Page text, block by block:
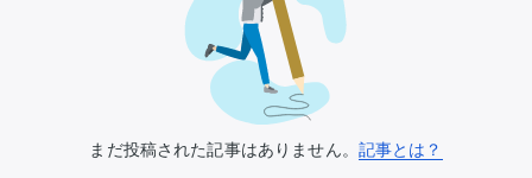
まだ投稿された記事はありません。 記事とは？